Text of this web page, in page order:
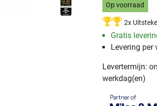
Op voorraad
2x
Gratis
Levering
Levertermijn:
werkdag(en)